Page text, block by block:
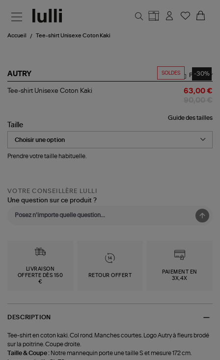
Accueil Tee-shirt Unisexe Coton Kaki
SOLDES -30%
AUTRY
Tee-
Kaki
Partager
Tee-shirt Unisexe Coton Kaki 63,00 €
Guide des tailles
Taille
Prendre votre taille habituelle.
VOTRE CONSEILLÈRE LULLI
Une question sur ce produit ?
LIVRAISON
OFFERTE DÈS 150
€
RETOUR OFFERT
PAIEMENT EN
3X,4X
DESCRIPTION
Tee-shirt en coton kaki. Col rond. Manches courtes. Logo Autry à fleurs brodé
sur la poitrine. Coupe droite.
Taille & Coupe : Notre mannequin porte une taille S et mesure 172 cm.